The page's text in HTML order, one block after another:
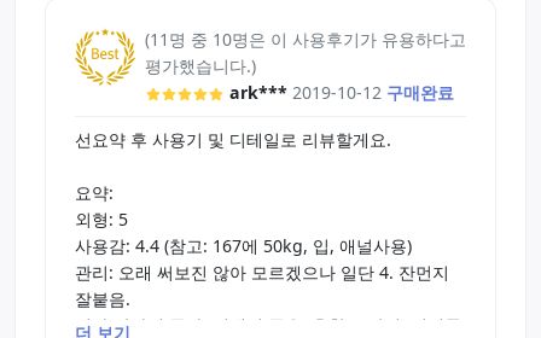
(11명 중 10명은 이 사용후기가 유용하다고
평가했습니다.)
ark*** 2019-10-12 구매완료
선요약 후 사용기 및 디테일로 리뷰할게요.
요약:
외형: 5
사용감: 4.4 (참고: 167에 50kg, 입, 애널사용)
관리: 오래 써보진 않아 모르겠으나 일단 4. 잔먼지
잘붙음.
진짜 같아서 좋다. 디테일 좋음. 흡착도 잘됨. 실리콘
더 보기